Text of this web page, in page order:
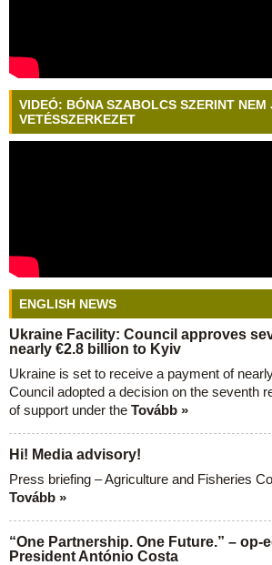
VIDEÓ: BÓNA SZABOLCS SZERINT NEM
VETÉSSZERKEZET
ENGLISH NEWS
Ukraine Facility: Council approves
nearly €2.8 billion to Kyiv
Ukraine is set to receive a payment of
Council adopted a decision on the seventh
of support under the Tovább »
Hi! Media advisory!
Press briefing – Agriculture and Fisheries
Tovább »
“One Partnership. One Future.” – op-
President António Costa